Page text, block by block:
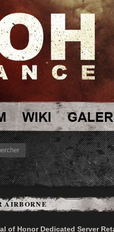
AIRBORNE
of Honor Dedicated Server